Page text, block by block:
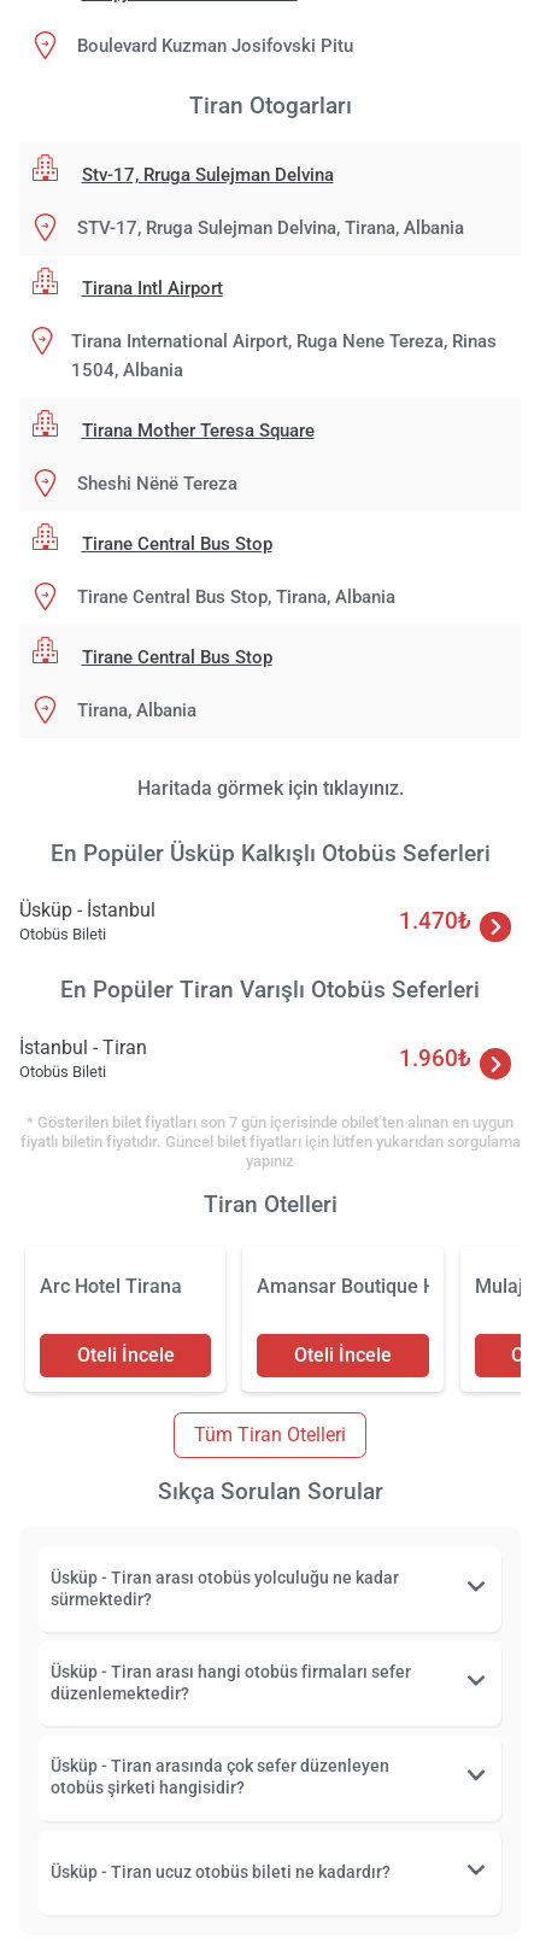
Boulevard Kuzman Josifovski Pitu
Tiran Otogarları
Stv-17, Rruga Sulejman Delvina
STV-17, Rruga Sulejman Delvina, Tirana, Albania
Tirana Intl Airport
Tirana International Airport, Ruga Nene Tereza, Rinas
1504, Albania
Tirana Mother Teresa Square
Sheshi Nënë Tereza
Tirane Central Bus Stop
Tirane Central Bus Stop, Tirana, Albania
Tirane Central Bus Stop
Tirana, Albania
Haritada görmek için tıklayınız.
En Popüler Üsküp Kalkışlı Otobüs Seferleri
Üsküp - İstanbul
Otobüs Bileti 1.470₺
En Popüler Tiran Varışlı Otobüs Seferleri
İstanbul - Tiran
Otobüs Bileti 1.960₺
* Gösterilen bilet fiyatları son 7 gün içerisinde obilet’ten alınan en uygun
fiyatlı biletin fiyatıdır. Güncel bilet fiyatları için lütfen yukarıdan sorgulama
yapınız
Tiran Otelleri
Arc Hotel Tirana
Oteli İncele
Amansar Boutique Hotel
Oteli İncele
Mulaj
Tüm Tiran Otelleri
Sıkça Sorulan Sorular
Üsküp - Tiran arası otobüs yolculuğu ne kadar
sürmektedir?
Üsküp - Tiran arası hangi otobüs firmaları sefer
düzenlemektedir?
Üsküp - Tiran arasında çok sefer düzenleyen
otobüs şirketi hangisidir?
Üsküp - Tiran ucuz otobüs bileti ne kadardır?